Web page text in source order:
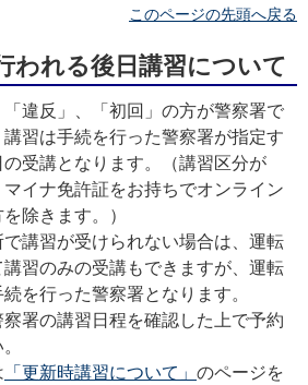
このページの先頭へ戻る
われる後日講習について
違反」、「初回」の方が警察署で
習は手続を行った警察署が指定す
受講となります。（講習区分が
マイナ免許証をお持ちでオンライン
除きます。）
講習が受けられない場合は、運転
習のみの受講もできますが、運転
を行った警察署となります。
署の講習日程を確認した上で予約
「更新時講習について」 のページを